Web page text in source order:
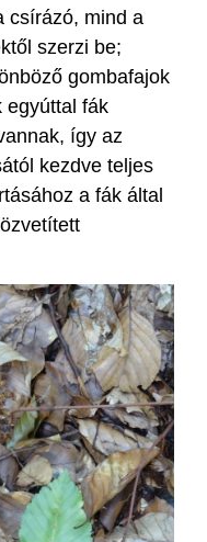
csírázó, mind a
szerzi be;
gombafajok
egyúttal fák
így az
kezdve teljes
a fák által